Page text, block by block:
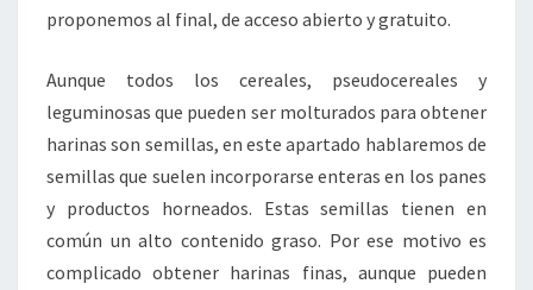
proponemos al final, de acceso abierto y gratuito.
Aunque todos los cereales, pseudocereales y
leguminosas que pueden ser molturados para obtener
harinas son semillas, en este apartado hablaremos de
semillas que suelen incorporarse enteras en los panes
y productos horneados. Estas semillas tienen en
común un alto contenido graso. Por ese motivo es
complicado obtener harinas finas, aunque pueden